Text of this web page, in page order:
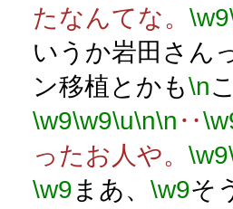
たなんてな。 \w9
いうか岩田さん
ン移植とかも\n
\w9\w9\u\n\n ‥
ったお人や。 \w9
\w9まあ、 \w9そ